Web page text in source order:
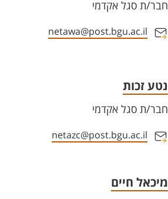
חבר/ת סגל אקדמי
netawa@post.bgu.ac.il
נטע זכות
חבר/ת סגל אקדמי
netazc@post.bgu.ac.il
מיכאל חיים